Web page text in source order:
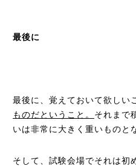
最後に
最後に、覚えておいて欲しい
ものだということ。 それまで
いは非常に大きく重いものと
そして、試験会場でそれは初